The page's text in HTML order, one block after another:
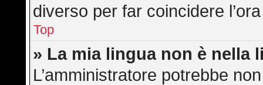
diverso per far coincidere
Top
» La mia lingua non è nella
L’amministratore potrebbe